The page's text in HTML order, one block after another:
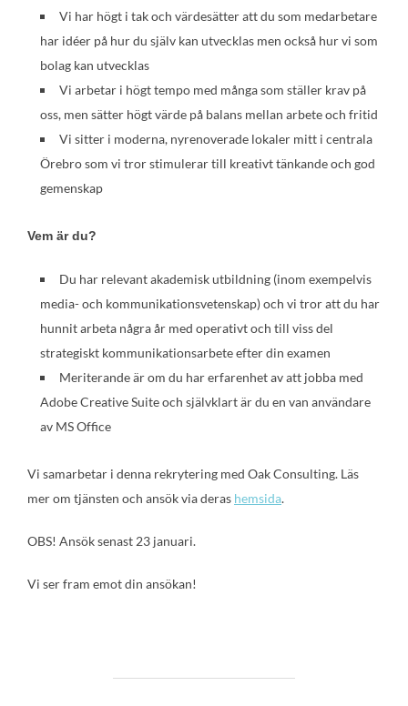
Vi har högt i tak och värdesätter att du som medarbetare
har idéer på hur du själv kan utvecklas men också hur vi som
bolag kan utvecklas
Vi arbetar i högt tempo med många som ställer krav på
oss, men sätter högt värde på balans mellan arbete och fritid
Vi sitter i moderna, nyrenoverade lokaler mitt i centrala
Örebro som vi tror stimulerar till kreativt tänkande och god
gemenskap
Vem är du?
Du har relevant akademisk utbildning (inom exempelvis
media- och kommunikationsvetenskap) och vi tror att du har
hunnit arbeta några år med operativt och till viss del
strategiskt kommunikationsarbete efter din examen
Meriterande är om du har erfarenhet av att jobba med
Adobe Creative Suite och självklart är du en van användare
av MS Office
Vi samarbetar i denna rekrytering med Oak Consulting. Läs
mer om tjänsten och ansök via deras hemsida.
OBS! Ansök senast 23 januari.
Vi ser fram emot din ansökan!